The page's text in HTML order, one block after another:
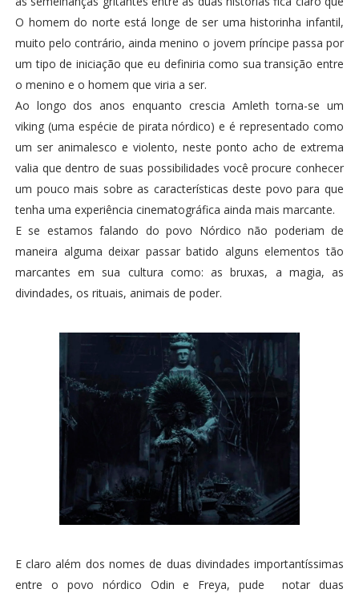
O homem do norte está longe de ser uma historinha infantil,
muito pelo contrário, ainda menino o jovem príncipe passa por
um tipo de iniciação que eu definiria como sua transição entre
o menino e o homem que viria a ser.
Ao longo dos anos enquanto crescia Amleth torna-se um
viking (uma espécie de pirata nórdico) e é representado como
um ser animalesco e violento, neste ponto acho de extrema
valia que dentro de suas possibilidades você procure conhecer
um pouco mais sobre as características deste povo para que
tenha uma experiência cinematográfica ainda mais marcante.
E se estamos falando do povo Nórdico não poderiam de
maneira alguma deixar passar batido alguns elementos tão
marcantes em sua cultura como: as bruxas, a magia, as
divindades, os rituais, animais de poder.
E claro além dos nomes de duas divindades importantíssimas
entre o povo nórdico Odin e Freya, pude notar duas